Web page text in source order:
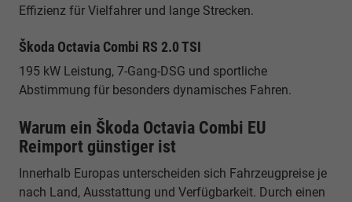
Effizienz für Vielfahrer und lange Strecken.
Škoda Octavia Combi RS 2.0 TSI
195 kW Leistung, 7-Gang-DSG und sportliche
Abstimmung für besonders dynamisches Fahren.
Warum ein Škoda Octavia Combi EU
Reimport günstiger ist
Innerhalb Europas unterscheiden sich Fahrzeugpreise je
nach Land, Ausstattung und Verfügbarkeit. Durch einen